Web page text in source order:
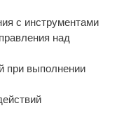
с инструментами
над
при выполнении